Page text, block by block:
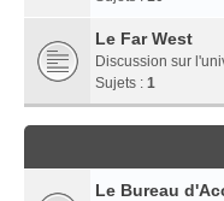
Le Far West
Discussion sur
Sujets : 1
Le Bureau